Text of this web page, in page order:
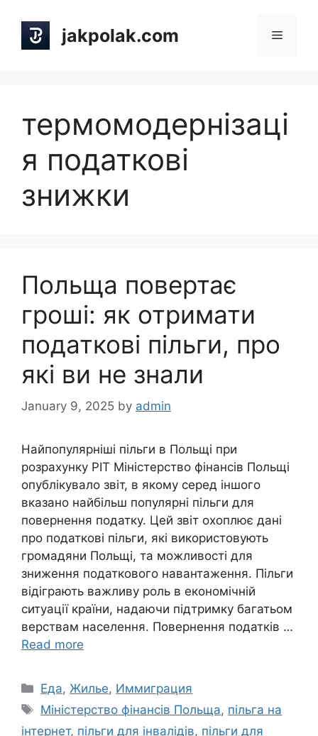
content
jakpolak.com Menu
термомодернізаці
я податкові
знижки
Польща повертає
гроші: як отримати
податкові пільги, про
які ви не знали
January 9, 2025 by admin
Найпопулярніші пільги в Польщі при
розрахунку PIT Міністерство фінансів Польщі
опублікувало звіт, в якому серед іншого
вказано найбільш популярні пільги для
повернення податку. Цей звіт охоплює дані
про податкові пільги, які використовують
громадяни Польщі, та можливості для
зниження податкового навантаження. Пільги
відіграють важливу роль в економічній
ситуації країни, надаючи підтримку багатьом
верствам населення. Повернення податків …
Read more
Categories
Еда, Жилье, Иммиграция
Tags
Міністерство фінансів Польща, пільга на
інтернет, пільги для інвалідів, пільги для